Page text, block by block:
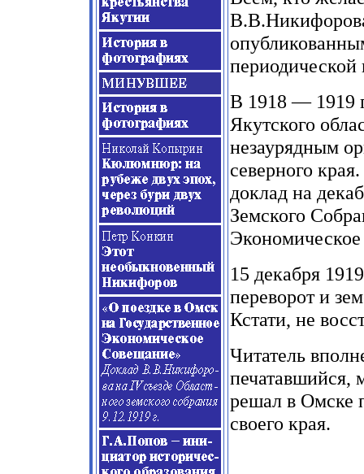
периодической
В 1918 — 1919
Якутского
незаурядным
северного
доклад на
Земского
15 декабря
переворот и
Кстати, не
Читатель
печатавшийся,
решал в Омске
своего края.